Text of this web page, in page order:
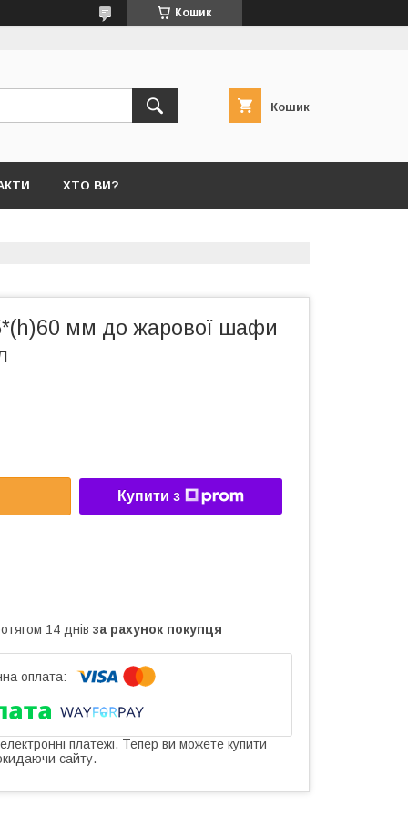
Кошик
Кошик
ХТО ВИ?
мм до жарової шафи
Купити з
14 днів за рахунок покупця
платежі. Тепер ви можете купити
сайту.